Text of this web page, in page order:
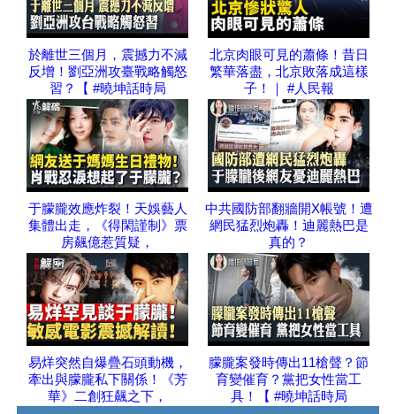
於離世三個月，震撼力不減
反增！劉亞洲攻臺戰略觸怒
習？【 #曉坤話時局
北京肉眼可見的蕭條！昔日
繁華落盡，北京敗落成這樣
子！｜ #人民報
于朦朧效應炸裂！天娛藝人
集體出走，《得閑謹制》票
房飆億惹質疑，
中共國防部翻牆開X帳號！遭
網民猛烈炮轟！迪麗熱巴是
真的？
易烊突然自爆疊石頭動機，
牽出與朦朧私下關係！《芳
華》二創狂飆之下，
朦朧案發時傳出11槍聲？節
育變催育？黨把女性當工
具！【 #曉坤話時局